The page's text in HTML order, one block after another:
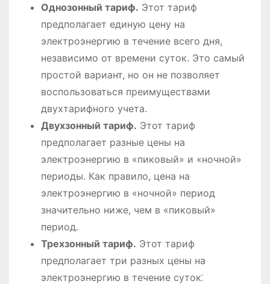
Однозонный тариф․ Этот тариф
предполагает единую цену на
электроэнергию в течение всего дня,
независимо от времени суток․ Это самый
простой вариант, но он не позволяет
воспользоваться преимуществами
двухтарифного учета․
Двухзонный тариф․ Этот тариф
предполагает разные цены на
электроэнергию в «пиковый» и «ночной»
периоды․ Как правило, цена на
электроэнергию в «ночной» период
значительно ниже, чем в «пиковый»
период․
Трехзонный тариф․ Этот тариф
предполагает три разных цены на
электроэнергию в течение суток⁚